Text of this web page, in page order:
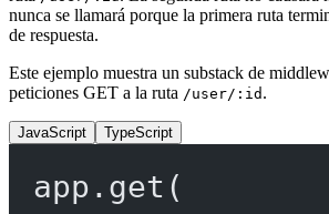
nunca se llamará porque la primera ruta
de respuesta.
Este ejemplo muestra un substack de
peticiones GET a la ruta /user/:id .
JavaScript TypeScript
app. get (